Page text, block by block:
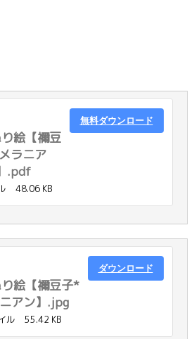
絵【禰豆
ラニア
.pdf
48.06 KB
無料ダウンロード
絵【禰豆子*
アン】.jpg
ル 55.42 KB
ダウンロード